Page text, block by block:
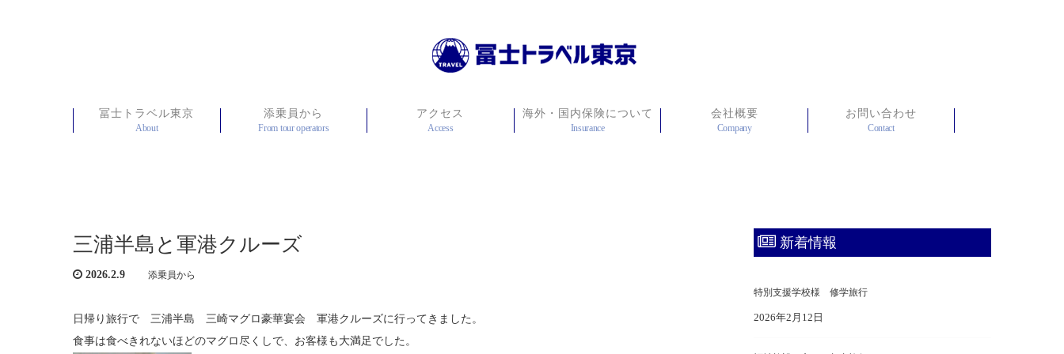
冨士トラベル東京
About
添乗員から
From tour operators
アクセス
Access
海外・国内保険について
Insurance
会社概要
Company
お問い合わせ
Contact
三浦半島と軍港クルーズ
2026.2.9 添乗員から
日帰り旅行で 三浦半島 三崎マグロ豪華宴会 軍港クルーズに行ってきました。
食事は食べきれないほどのマグロ尽くしで、お客様も大満足でした。
新着情報
特別支援学校様 修学旅行
2026年2月12日